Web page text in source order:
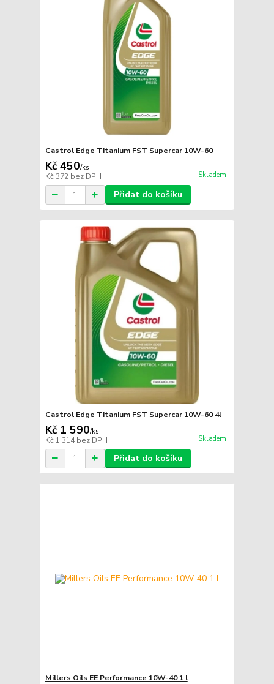
Castrol Edge Titanium FST Supercar 10W-60
Kč 450/ks
Kč 372 bez DPH Skladem
Přidat do košíku
Castrol Edge Titanium FST Supercar 10W-60 4l
Kč 1 590/ks
Kč 1 314bez DPH Skladem
Přidat do košíku
Millers Oils EE Performance 10W-40 1 l